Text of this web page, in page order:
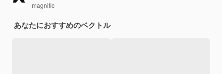
magnific
あなたにおすすめのベクトル